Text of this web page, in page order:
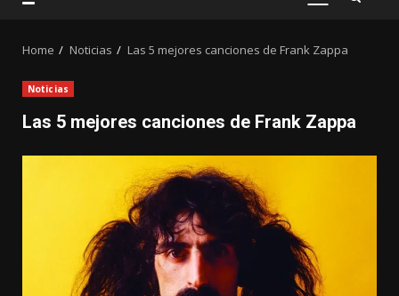
PRIMARY
Home Noticias Las 5 mejores canciones de Frank Zappa
Noticias
Las 5 mejores canciones de Frank Zappa